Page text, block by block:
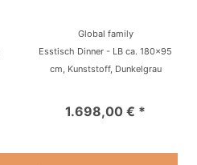
Global family
Esstisch Dinner - LB ca. 180x95
cm, Kunststoff, Dunkelgrau
1.698,00 € *